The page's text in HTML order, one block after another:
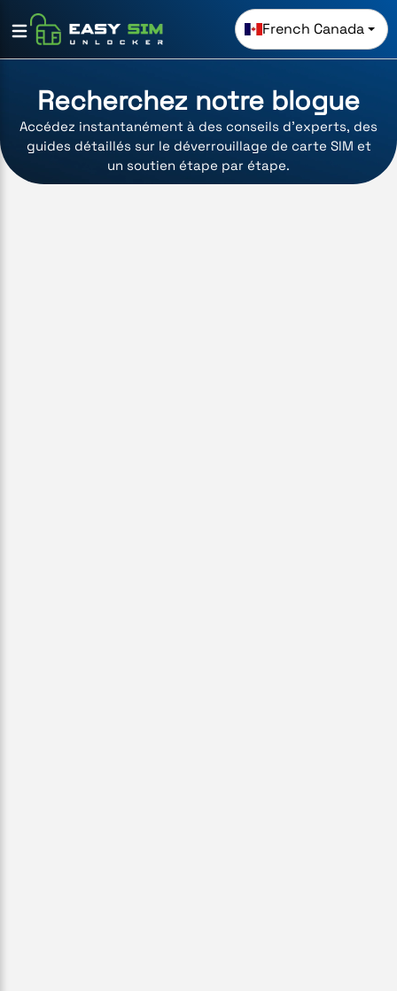
French Canada
Recherchez notre blogue
Accédez instantanément à des conseils d'experts, des
guides détaillés sur le déverrouillage de carte SIM et
un soutien étape par étape.